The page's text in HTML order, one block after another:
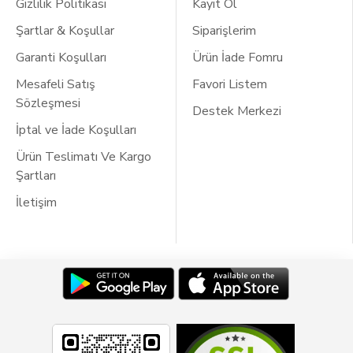
Gizlilik Politikası
Şartlar & Koşullar
Garanti Koşulları
Mesafeli Satış
Sözleşmesi
İptal ve İade Koşulları
Ürün Teslimatı Ve Kargo
Şartları
İletişim
Kayıt Ol
Siparişlerim
Ürün İade Fomru
Favori Listem
Destek Merkezi